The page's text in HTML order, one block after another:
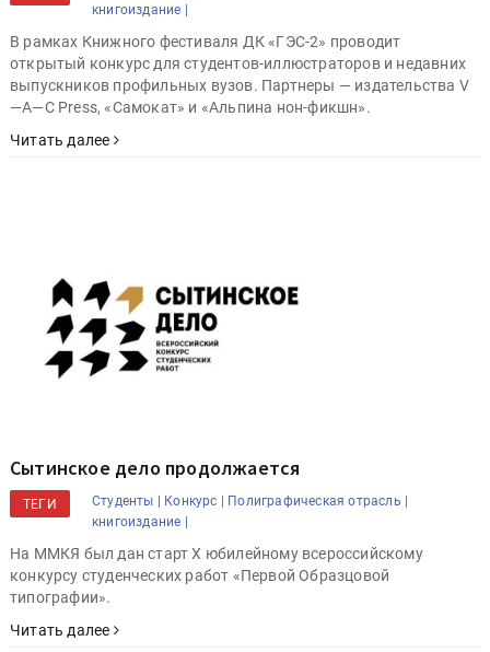
книгоиздание |
В рамках Книжного фестиваля ДК «ГЭС-2» проводит
открытый конкурс для студентов-иллюстраторов и недавних
выпускников профильных вузов. Партнеры — издательства V
—A—С Press, «Самокат» и «Альпина нон-фикшн».
Читать далее
Сытинское дело продолжается
ТЕГИ Студенты | Конкурс | Полиграфическая отрасль |
книгоиздание |
На ММКЯ был дан старт Х юбилейному всероссийскому
конкурсу студенческих работ «Первой Образцовой
типографии».
Читать далее